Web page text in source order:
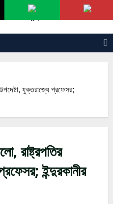
যুক্তরাজ্যে প্রফেসর;
রাষ্ট্রপতির
ইন্দুরকানীর